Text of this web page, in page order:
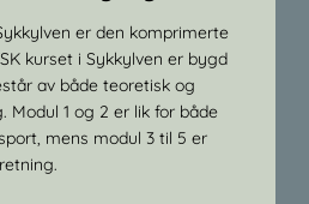
er den komprimerte
kurset i Sykkylven er bygd
av både teoretisk og
Modul 1 og 2 er lik for både
mens modul 3 til 5 er